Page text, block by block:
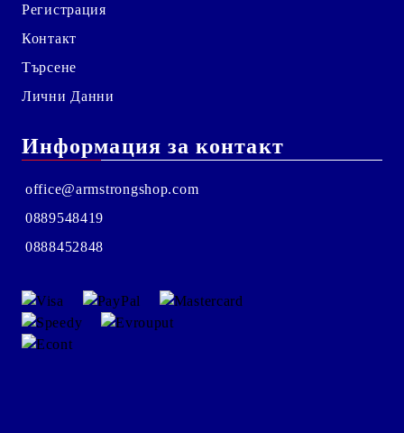
Регистрация
Контакт
Търсене
Лични Данни
Информация за контакт
office@armstrongshop.com
0889548419
0888452848